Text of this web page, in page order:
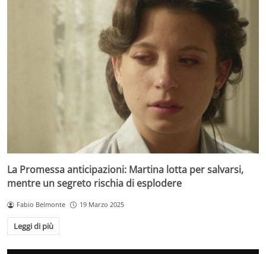
La Promessa anticipazioni: Martina lotta per salvarsi,
mentre un segreto rischia di esplodere
Fabio Belmonte 19 Marzo 2025
Leggi di più